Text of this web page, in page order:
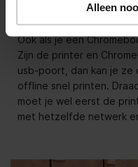
Alleen
Conclusie
Ook als je een
Zijn de printer en
usb-poort, dan kan je ze
offline snel printen.
moet je wel eerst de
met hetzelfde netwerk